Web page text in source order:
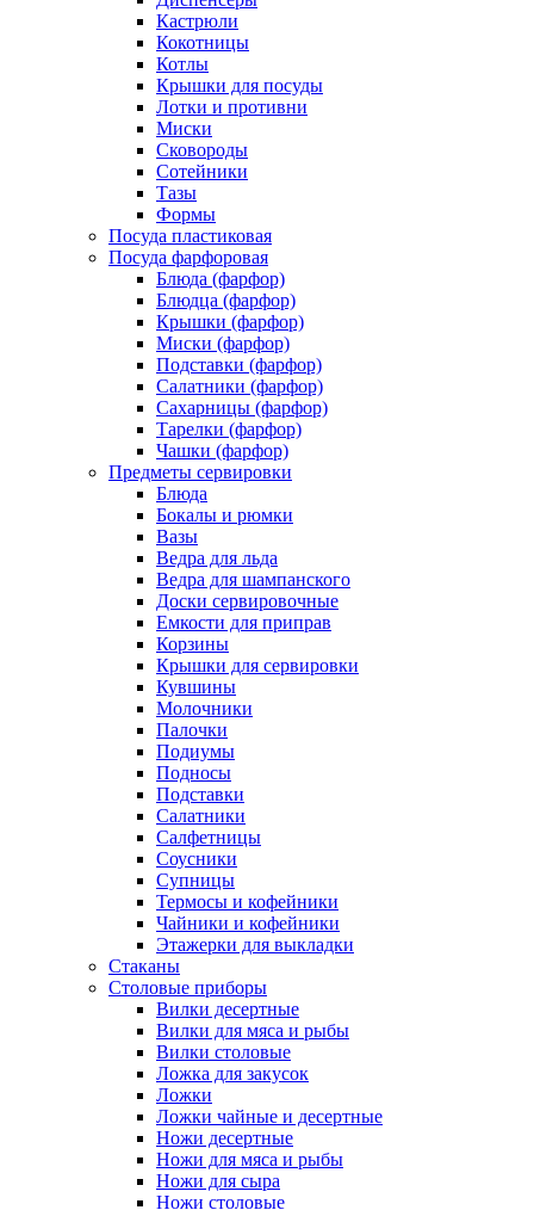
Кастрюли
Кокотницы
Котлы
Крышки для посуды
Лотки и противни
Миски
Сковороды
Сотейники
Тазы
Формы
Посуда пластиковая
Посуда фарфоровая
Блюда (фарфор)
Блюдца (фарфор)
Крышки (фарфор)
Миски (фарфор)
Подставки (фарфор)
Салатники (фарфор)
Сахарницы (фарфор)
Тарелки (фарфор)
Чашки (фарфор)
Предметы сервировки
Блюда
Бокалы и рюмки
Вазы
Ведра для льда
Ведра для шампанского
Доски сервировочные
Емкости для приправ
Корзины
Крышки для сервировки
Кувшины
Молочники
Палочки
Подиумы
Подносы
Подставки
Салатники
Салфетницы
Соусники
Супницы
Термосы и кофейники
Чайники и кофейники
Этажерки для выкладки
Стаканы
Столовые приборы
Вилки десертные
Вилки для мяса и рыбы
Вилки столовые
Ложка для закусок
Ложки
Ложки чайные и десертные
Ножи десертные
Ножи для мяса и рыбы
Ножи для сыра
Ножи столовые